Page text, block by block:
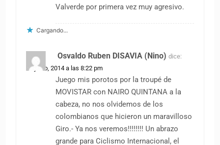
Valverde por primera vez muy agresivo.
Cargando...
Osvaldo Ruben DISAVIA (Nino) dice:
27 junio, 2014 a las 8:22 pm
Juego mis porotos por la troupé de
MOVISTAR con NAIRO QUINTANA a la
cabeza, no nos olvidemos de los
colombianos que hicieron un maravilloso
Giro.- Ya nos veremos!!!!!!!! Un abrazo
grande para Ciclismo Internacional, el